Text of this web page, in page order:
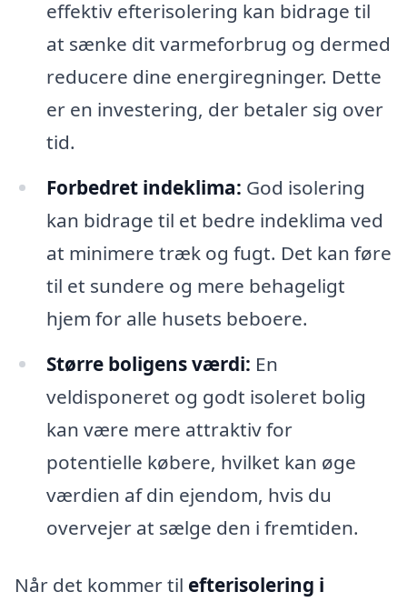
effektiv efterisolering kan bidrage til
at sænke dit varmeforbrug og dermed
reducere dine energiregninger. Dette
er en investering, der betaler sig over
tid.
Forbedret indeklima: God isolering
kan bidrage til et bedre indeklima ved
at minimere træk og fugt. Det kan føre
til et sundere og mere behageligt
hjem for alle husets beboere.
Større boligens værdi: En
veldisponeret og godt isoleret bolig
kan være mere attraktiv for
potentielle købere, hvilket kan øge
værdien af din ejendom, hvis du
overvejer at sælge den i fremtiden.
Når det kommer til efterisolering i